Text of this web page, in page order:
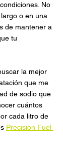
No
o en una
de mantener a
tu
la mejor
que me
de sodio que
cuántos
cada litro de
Precision Fuel